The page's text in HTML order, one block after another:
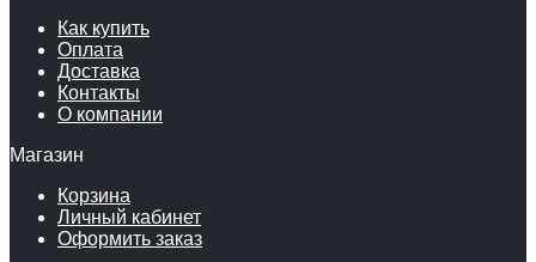
Как купить
Оплата
Доставка
Контакты
О компании
Магазин
Корзина
Личный кабинет
Оформить заказ